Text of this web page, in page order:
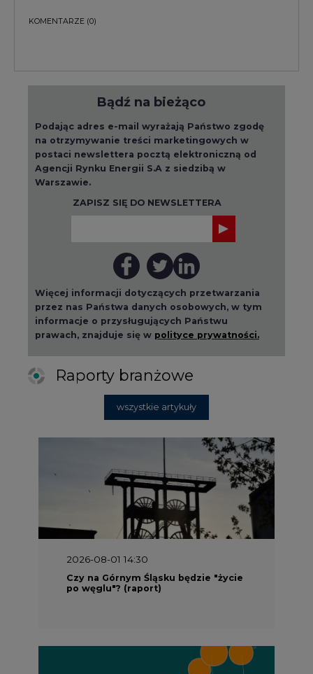
KOMENTARZE (0)
Bądź na bieżąco
Podając adres e-mail wyrażają Państwo zgodę
na otrzymywanie treści marketingowych w
postaci newslettera pocztą elektroniczną od
Agencji Rynku Energii S.A z siedzibą w
Warszawie.
ZAPISZ SIĘ DO NEWSLETTERA
Więcej informacji dotyczących przetwarzania
przez nas Państwa danych osobowych, w tym
informacje o przysługujących Państwu
prawach, znajduje się w polityce prywatności.
Raporty branżowe
wszystkie artykuły
2026-08-01 14:30
Czy na Górnym Śląsku będzie "życie
po węglu"? (raport)